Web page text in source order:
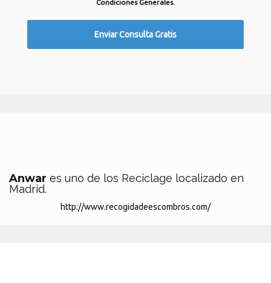
Condiciones Generales.
Anwar es uno de los Reciclage localizado en
Madrid.
http://www.recogidadeescombros.com/